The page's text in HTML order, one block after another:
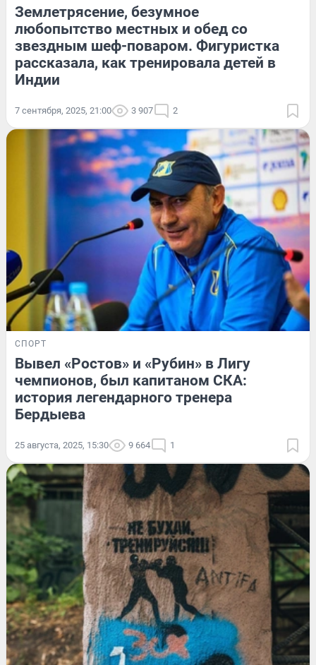
Землетрясение, безумное
любопытство местных и обед со
звездным шеф-поваром. Фигуристка
рассказала, как тренировала детей в
Индии
7 сентября, 2025, 21:00 3 907 2
СПОРТ
Вывел «Ростов» и «Рубин» в Лигу
чемпионов, был капитаном СКА:
история легендарного тренера
Бердыева
25 августа, 2025, 15:30 9 664 1